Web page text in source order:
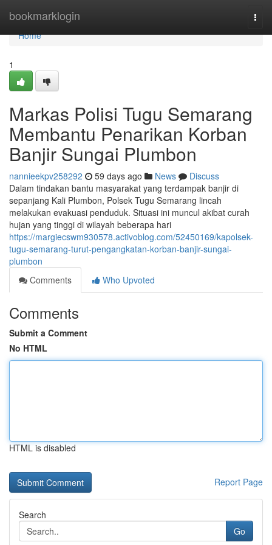
bookmarklogin
Home
Home
1
Markas Polisi Tugu Semarang
Membantu Penarikan Korban
Banjir Sungai Plumbon
nannieekpv258292 59 days ago News
Discuss
Dalam tindakan bantu masyarakat yang terdampak banjir di
sepanjang Kali Plumbon, Polsek Tugu Semarang lincah
melakukan evakuasi penduduk. Situasi ini muncul akibat curah
hujan yang tinggi di wilayah beberapa hari
https://margiecswm930578.activoblog.com/52450169/kapolsek-
tugu-semarang-turut-pengangkatan-korban-banjir-sungai-
plumbon
Comments
Who Upvoted
Comments
Submit a Comment
No HTML
HTML is disabled
Report Page
Search
Go